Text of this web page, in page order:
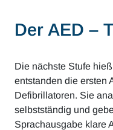
Der AED –
Die nächste Stufe
entstanden die ersten
Defibrillatoren. Sie
selbstständig und
Sprachausgabe klare